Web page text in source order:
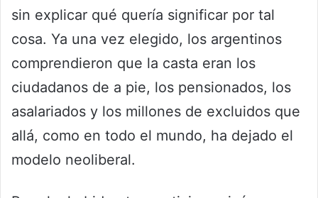
sin explicar qué quería significar por tal
cosa. Ya una vez elegido, los argentinos
comprendieron que la casta eran los
ciudadanos de a pie, los pensionados, los
asalariados y los millones de excluidos que
allá, como en todo el mundo, ha dejado el
modelo neoliberal.